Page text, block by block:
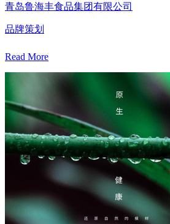
青岛鲁海丰食品集团有限公司
品牌策划
Read More